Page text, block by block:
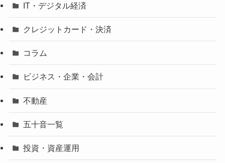
IT・デジタル経済
クレジットカード・決済
コラム
ビジネス・企業・会計
不動産
五十音一覧
投資・資産運用